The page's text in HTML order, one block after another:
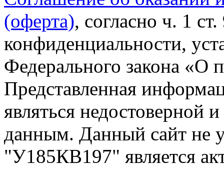
(оферта), согласно ч. 1
конфиденциальности,
Федерального закона «О
Представленная
являться недостоверной
данным. Данный сайт не
"У185КВ197" является